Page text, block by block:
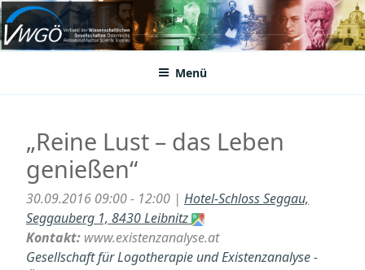
Zum
Inhalt
springenVWGÖ
Federation of Austrian Scientific Societies
Menü
„Reine Lust – das Leben
genießen“
30.09.2016 09:00 - 12:00 | Hotel-Schloss Seggau,
Seggauberg 1, 8430 Leibnitz
Kontakt: www.existenzanalyse.at
Gesellschaft für Logotherapie und Existenzanalyse -